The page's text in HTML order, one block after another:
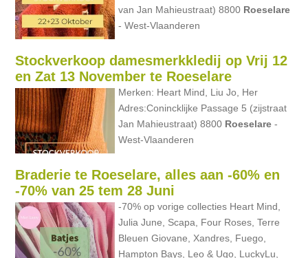
van Jan Mahieustraat) 8800 Roeselare
- West-Vlaanderen
Stockverkoop damesmerkkledij op Vrij 12
en Zat 13 November te Roeselare
Merken: Heart Mind, Liu Jo, Her
Adres:Conincklijke Passage 5 (zijstraat
Jan Mahieustraat) 8800 Roeselare -
West-Vlaanderen
Braderie te Roeselare, alles aan -60% en
-70% van 25 tem 28 Juni
-70% op vorige collecties Heart Mind,
Julia June, Scapa, Four Roses, Terre
Bleuen Giovane, Xandres, Fuego,
Hampton Bays, Leo & Ugo, LuckyLu,